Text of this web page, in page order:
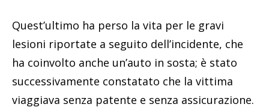
Quest’ultimo ha perso la vita per le gravi
lesioni riportate a seguito dell’incidente, che
ha coinvolto anche un’auto in sosta; è stato
successivamente constatato che la vittima
viaggiava senza patente e senza assicurazione.